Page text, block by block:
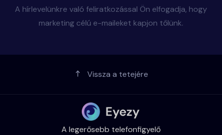
A hírlevelünkre való feliratkozással Ön elfogadja, hogy
marketing célú e-maileket kapjon tőlünk.
Vissza a tetejére
A legerősebb telefonfigyelő